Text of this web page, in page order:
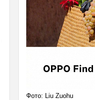
Фото: Liu Zuohu